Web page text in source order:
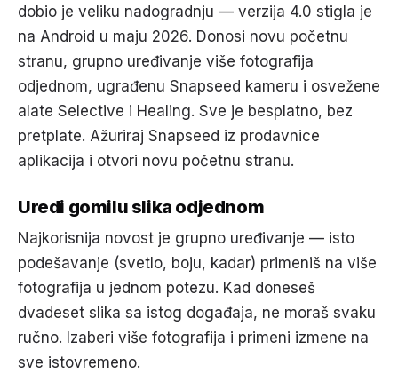
dobio je veliku nadogradnju — verzija 4.0 stigla je
na Android u maju 2026. Donosi novu početnu
stranu, grupno uređivanje više fotografija
odjednom, ugrađenu Snapseed kameru i osvežene
alate Selective i Healing. Sve je besplatno, bez
pretplate. Ažuriraj Snapseed iz prodavnice
aplikacija i otvori novu početnu stranu.
Uredi gomilu slika odjednom
Najkorisnija novost je grupno uređivanje — isto
podešavanje (svetlo, boju, kadar) primeniš na više
fotografija u jednom potezu. Kad doneseš
dvadeset slika sa istog događaja, ne moraš svaku
ručno. Izaberi više fotografija i primeni izmene na
sve istovremeno.